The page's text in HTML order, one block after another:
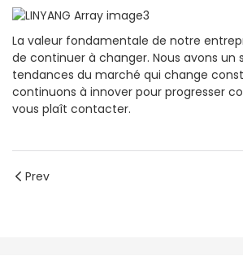
La valeur fondamentale de notre
de continuer à changer. Nous avons un
tendances du marché qui change
continuons à innover pour progresser
vous plaît contacter.
Prev